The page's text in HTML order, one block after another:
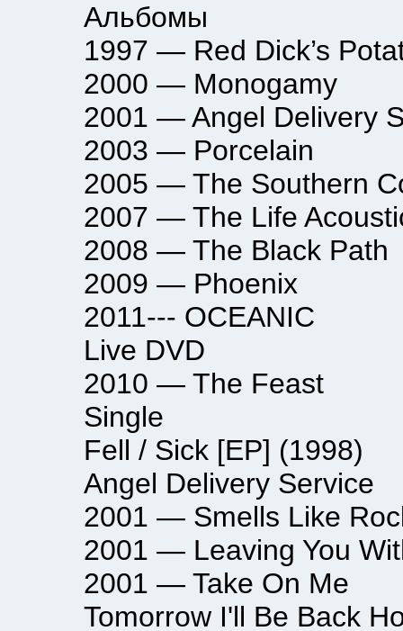
Альбомы
1997 — Red Dick’s
2000 — Monogamy
2001 — Angel Delivery
2003 — Porcelain
2005 — The Southern
2007 — The Life
2008 — The Black Path
2009 — Phoenix
2011--- OCEANIC
Live DVD
2010 — The Feast
Single
Fell / Sick [EP] (1998)
Angel Delivery Service
2001 — Smells Like
2001 — Leaving You
2001 — Take On Me
Tomorrow I'll Be Back